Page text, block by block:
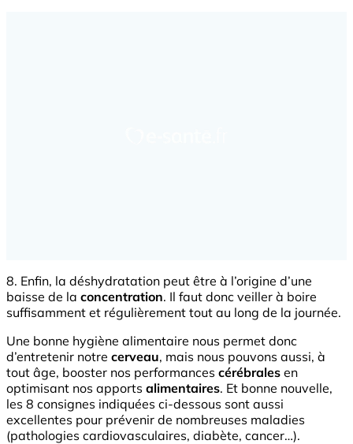
8. Enfin, la déshydratation peut être à l’origine d’une
baisse de la concentration. Il faut donc veiller à boire
suffisamment et régulièrement tout au long de la journée.
Une bonne hygiène alimentaire nous permet donc
d’entretenir notre cerveau, mais nous pouvons aussi, à
tout âge, booster nos performances cérébrales en
optimisant nos apports alimentaires. Et bonne nouvelle,
les 8 consignes indiquées ci-dessous sont aussi
excellentes pour prévenir de nombreuses maladies
(pathologies cardiovasculaires, diabète, cancer…).